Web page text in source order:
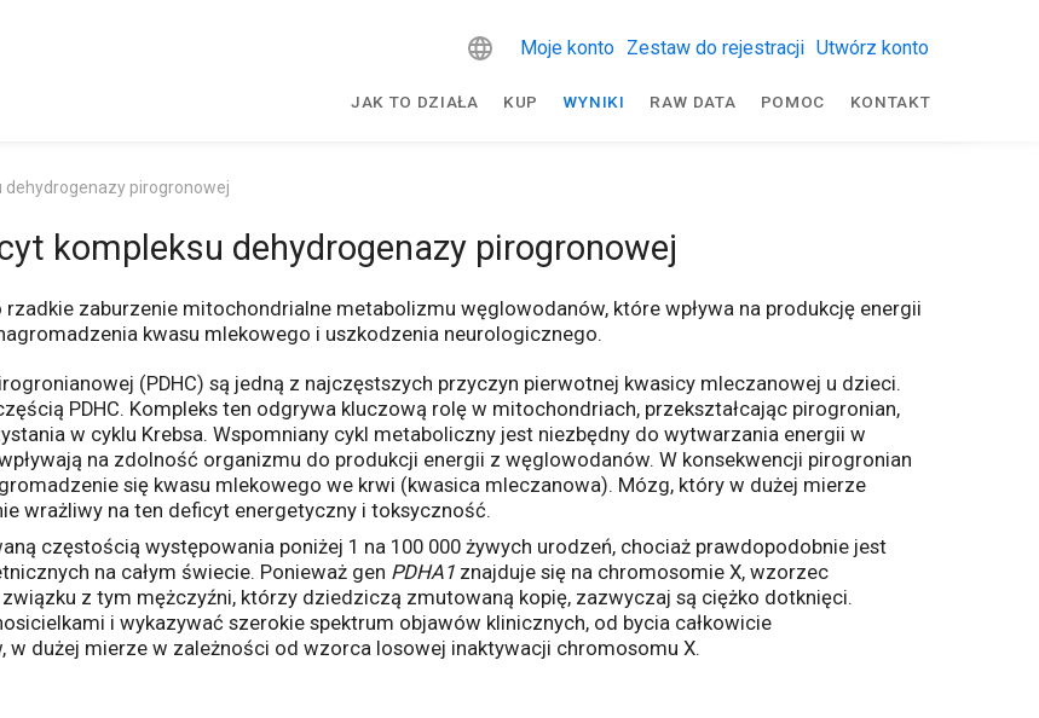
Moje konto Zestaw do rejestracji Utwórz konto
JAK TO DZIAŁA KUP WYNIKI RAW DATA POMOC KONTAKT
pirogronowej
kompleksu dehydrogenazy pirogronowej
zaburzenie mitochondrialne metabolizmu węglowodanów, które wpływa na produkcję energii
kwasu mlekowego i uszkodzenia neurologicznego.
(PDHC) są jedną z najczęstszych przyczyn pierwotnej kwasicy mleczanowej u dzieci.
PDHC. Kompleks ten odgrywa kluczową rolę w mitochondriach, przekształcając pirogronian,
w cyklu Krebsa. Wspomniany cykl metaboliczny jest niezbędny do wytwarzania energii w
na zdolność organizmu do produkcji energii z węglowodanów. W konsekwencji pirogronian
się kwasu mlekowego we krwi (kwasica mleczanowa). Mózg, który w dużej mierze
wrażliwy na ten deficyt energetyczny i toksyczność.
częstością występowania poniżej 1 na 100 000 żywych urodzeń, chociaż prawdopodobnie jest
na całym świecie. Ponieważ gen PDHA1znajduje się na chromosomie X, wzorzec
z tym mężczyźni, którzy dziedziczą zmutowaną kopię, zazwyczaj są ciężko dotknięci.
i wykazywać szerokie spektrum objawów klinicznych, od bycia całkowicie
dużej mierze w zależności od wzorca losowej inaktywacji chromosomu X.